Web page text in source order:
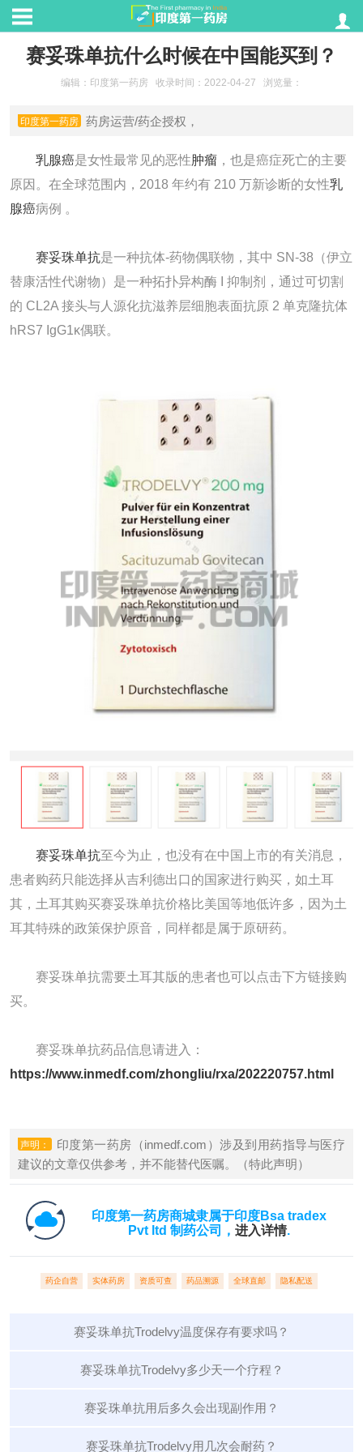
赛妥珠单抗什么时候在中国能买到？
编辑：印度第一药房 收录时间：2022-04-27 浏览量：
印度第一药房 药房运营/药企授权，
乳腺癌是女性最常见的恶性肿瘤 ，也是癌症死亡的主要
原因。在全球范围内，2018 年约有 210 万新诊断的女性乳
腺癌病例 。
赛妥珠单抗是一种抗体-药物偶联物，其中 SN-38（伊立
替康活性代谢物）是一种拓扑异构酶 I 抑制剂，通过可切割
的 CL2A 接头与人源化抗滋养层细胞表面抗原 2 单克隆抗体
hRS7 IgG1κ偶联。
赛妥珠单抗至今为止，也没有在中国上市的有关消息，
患者购药只能选择从吉利德出口的国家进行购买，如土耳
其，土耳其购买赛妥珠单抗价格比美国等地低许多，因为土
耳其特殊的政策保护原音，同样都是属于原研药。
赛妥珠单抗需要土耳其版的患者也可以点击下方链接购
买。
赛妥珠单抗药品信息请进入：
https://www.inmedf.com/zhongliu/rxa/202220757.html
声明：
印度第一药房（inmedf.com）涉及到用药指导与医疗
建议的文章仅供参考，并不能替代医嘱。（特此声明）
印度第一药房商城隶属于印度Bsa tradex
Pvt ltd 制药公司， 进入详情.
药企自营 实体药房 资质可查 药品溯源 全球直邮 隐私配送
赛妥珠单抗Trodelvy温度保存有要求吗？
赛妥珠单抗Trodelvy多少天一个疗程？
赛妥珠单抗用后多久会出现副作用？
赛妥珠单抗Trodelvy用几次会耐药？